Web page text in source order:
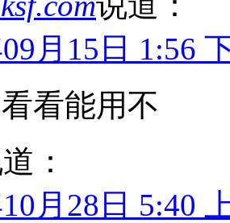
月15日 1:56
看能用不
：
月28日 5:40